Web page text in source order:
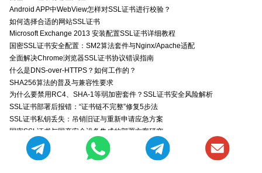
Android APP中WebView怎样对SSL证书进行校验？
如何选择合适的网站SSL证书
Microsoft Exchange 2013 安装配置SSL证书详细教程
国密SSL证书安全配置：SM2算法套件与Nginx/Apache适配
全面解决Chrome浏览器SSL证书协议错误指南
什么是DNS-over-HTTPS？如何工作的？
SHA256算法的普及与兼容性要求
为什么要禁用RC4、SHA-1等弱加密套件？SSL证书安全风险解析
SSL证书部署后报错：“证书链不完整”修复5步法
SSL证书私钥丢失：吊销旧证与重新申请应急方案
国密SSL证书与国产安全设备集成的部署方案研究
SSL证书单向认证和双向认证的区别?
如何吊销一张SSL证书？从各大CA平台操作指南